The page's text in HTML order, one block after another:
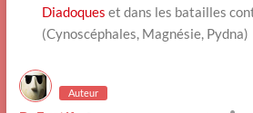
Diadoques et dans les batailles
(Cynoscéphales, Magnésie, Pydna)
Auteur